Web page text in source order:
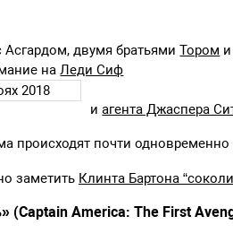
двумя братьямиТором
наЛеди Сиф
иагента Джаспера
происходят почти
заметить Клинта Бартона
(Captain America: The First